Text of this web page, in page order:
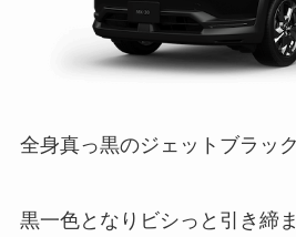
全身真っ黒のジェットブラッ
黒一色となりビシっと引き締